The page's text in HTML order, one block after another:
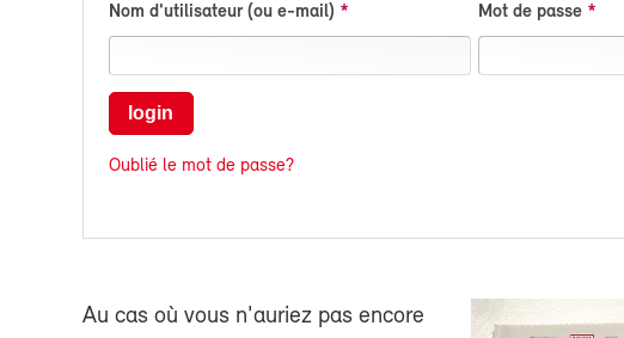
Nom d'utilisateur (ou e-mail) Mot de passe
login
Oublié le mot de passe?
Au cas où vous n'auriez pas encore